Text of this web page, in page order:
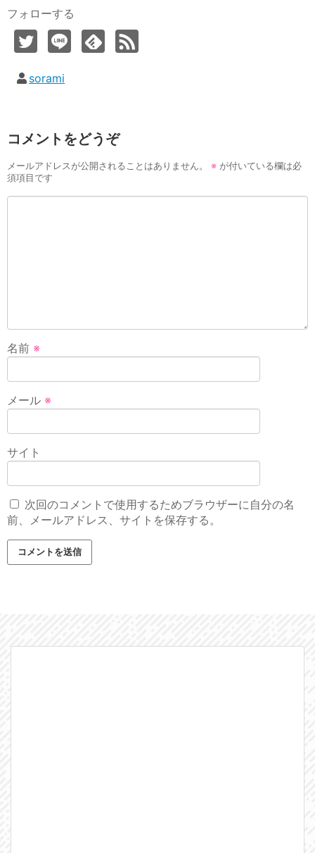
フォローする
sorami
コメントをどうぞ
メールアドレスが公開されることはありません。 ※ が付いている欄は必
須項目です
名前 ※
メール ※
サイト
次回のコメントで使用するためブラウザーに自分の名
前、メールアドレス、サイトを保存する。